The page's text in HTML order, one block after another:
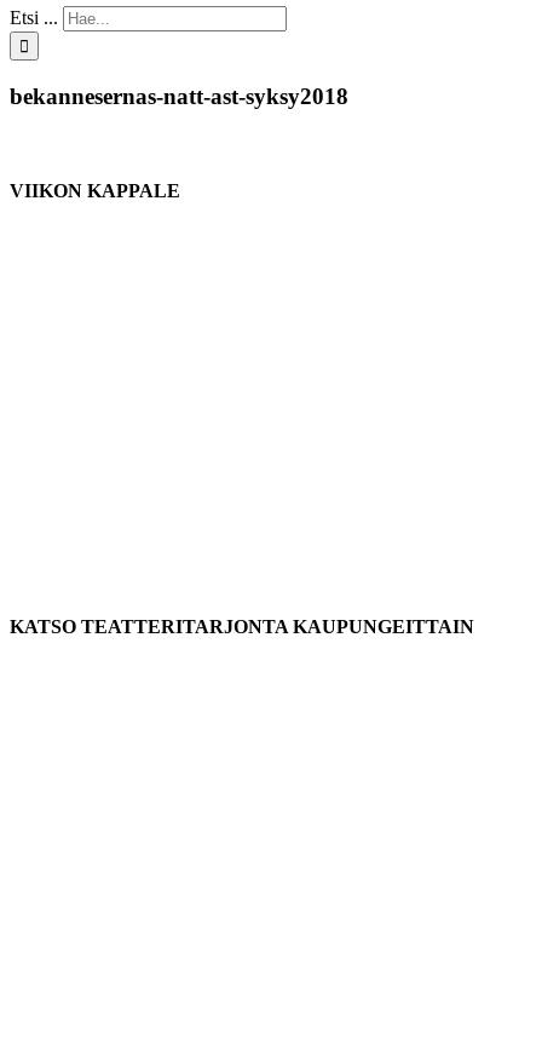
Etsi ...
bekannesernas-natt-ast-syksy2018
VIIKON KAPPALE
KATSO TEATTERITARJONTA KAUPUNGEITTAIN